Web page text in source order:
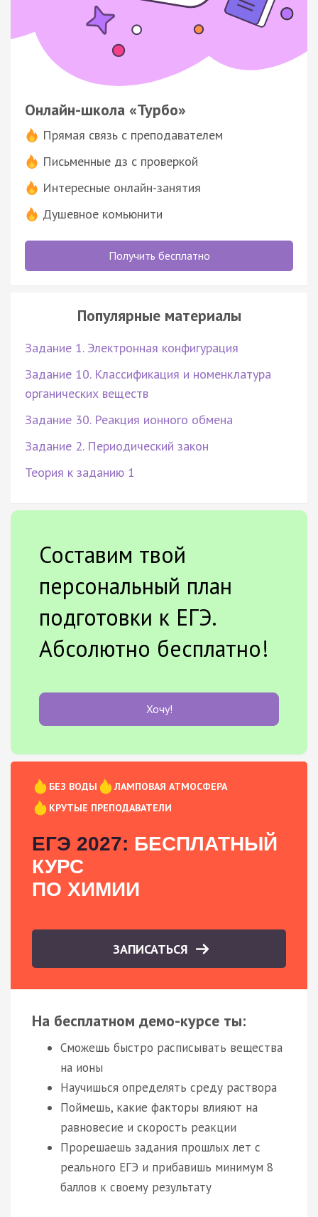
Онлайн-школа «Турбо»
Прямая связь с преподавателем
Письменные дз с проверкой
Интересные онлайн-занятия
Душевное комьюнити
Получить бесплатно
Популярные материалы
Задание 1. Электронная конфигурация
Задание 10. Классификация и номенклатура
органических веществ
Задание 30. Реакция ионного обмена
Задание 2. Периодический закон
Теория к заданию 1
Составим твой
персональный план
подготовки к ЕГЭ.
Абсолютно бесплатно!
Хочу!
БЕЗ ВОДЫ
ЛАМПОВАЯ АТМОСФЕРА
КРУТЫЕ ПРЕПОДАВАТЕЛИ
ЕГЭ 2027: БЕСПЛАТНЫЙ
КУРС
ПО ХИМИИ
ЗАПИСАТЬСЯ
На бесплатном демо-курсе ты:
Сможешь быстро расписывать вещества
на ионы
Научишься определять среду раствора
Поймешь, какие факторы влияют на
равновесие и скорость реакции
Прорешаешь задания прошлых лет с
реального ЕГЭ и прибавишь минимум 8
баллов к своему результату